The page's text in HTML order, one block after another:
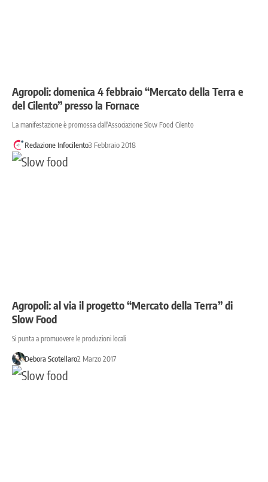
Agropoli: domenica 4 febbraio “Mercato della Terra e
del Cilento” presso la Fornace
La manifestazione è promossa dall'Associazione Slow Food Cilento
Redazione Infocilento3 Febbraio 2018
Agropoli: al via il progetto “Mercato della Terra” di
Slow Food
Si punta a promuovere le produzioni locali
Debora Scotellaro2 Marzo 2017